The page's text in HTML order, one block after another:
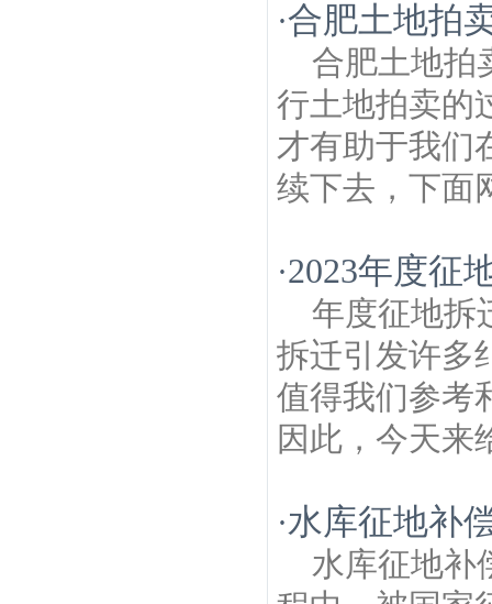
·合肥土地拍
合肥土地拍
行土地拍卖的
才有助于我们
续下去，下面
·2023年度征
年度征地拆
拆迁引发许多
值得我们参考
因此，今天来
·水库征地补
水库征地补